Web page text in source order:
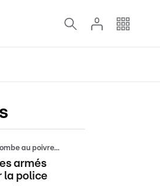
au poivre...
armés
la police